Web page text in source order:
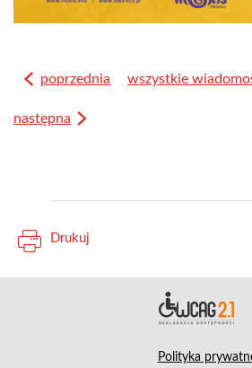
poprzednia wszystkie
następna
Drukuj
Polityka